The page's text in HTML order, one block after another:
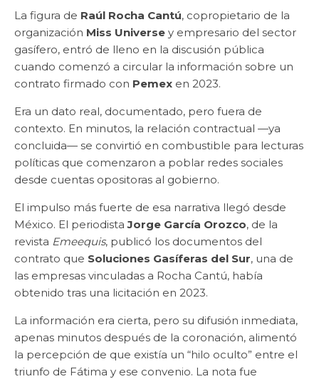
La figura de Raúl Rocha Cantú, copropietario de la
organización Miss Universe y empresario del sector
gasífero, entró de lleno en la discusión pública
cuando comenzó a circular la información sobre un
contrato firmado con Pemex en 2023.
Era un dato real, documentado, pero fuera de
contexto. En minutos, la relación contractual —ya
concluida— se convirtió en combustible para lecturas
políticas que comenzaron a poblar redes sociales
desde cuentas opositoras al gobierno.
El impulso más fuerte de esa narrativa llegó desde
México. El periodistaJorge García Orozco, de la
revista Emeequis, publicó los documentos del
contrato que Soluciones Gasíferas del Sur, una de
las empresas vinculadas a Rocha Cantú, había
obtenido tras una licitación en 2023.
La información era cierta, pero su difusión inmediata,
apenas minutos después de la coronación, alimentó
la percepción de que existía un “hilo oculto” entre el
triunfo de Fátima y ese convenio. La nota fue